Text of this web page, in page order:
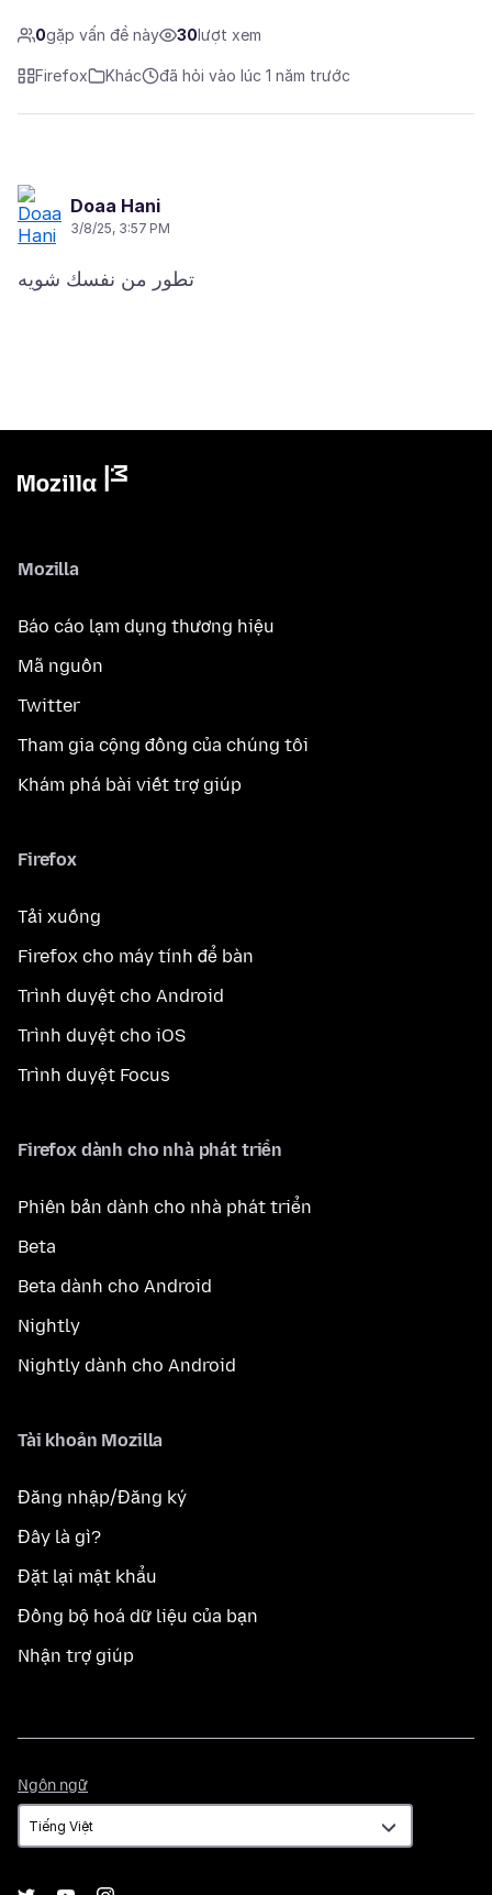
0gặp vấn đề này 30lượt xem
Firefox Khác đã hỏi vào lúc 1 năm trước
Doaa Hani
3/8/25, 3:57 PM
Mozilla
Báo cáo lạm dụng thương hiệu
Mã nguồn
Twitter
Tham gia cộng đồng của chúng tôi
Khám phá bài viết trợ giúp
Firefox
Tải xuống
Firefox cho máy tính để bàn
Trình duyệt cho Android
Trình duyệt cho iOS
Trình duyệt Focus
Firefox dành cho nhà phát triển
Phiên bản dành cho nhà phát triển
Beta
Beta dành cho Android
Nightly
Nightly dành cho Android
Tài khoản Mozilla
Đăng nhập/Đăng ký
Đây là gì?
Đặt lại mật khẩu
Đồng bộ hoá dữ liệu của bạn
Nhận trợ giúp
Ngôn ngữ
ngữ